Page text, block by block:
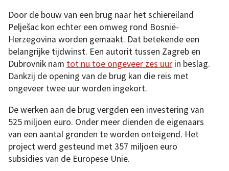
Door de bouw van een brug naar het schiereiland
Pelješac kon echter een omweg rond Bosnië-
Herzegovina worden gemaakt. Dat betekende een
belangrijke tijdwinst. Een autorit tussen Zagreb en
Dubrovnik nam tot nu toe ongeveer zes uur in beslag.
Dankzij de opening van de brug kan die reis met
ongeveer twee uur worden ingekort.
De werken aan de brug vergden een investering van
525 miljoen euro. Onder meer dienden de eigenaars
van een aantal gronden te worden onteigend. Het
project werd gesteund met 357 miljoen euro
subsidies van de Europese Unie.